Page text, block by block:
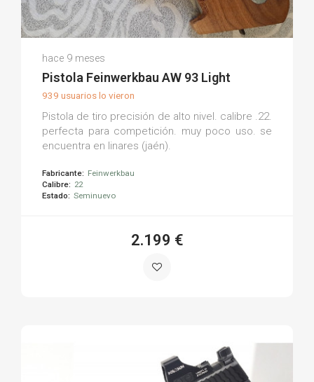
(0)
hace 9 meses
Pistola Feinwerkbau AW 93 Light
939 usuarios lo vieron
Pistola de tiro precisión de alto nivel. calibre .22.
perfecta para competición. muy poco uso. se
encuentra en linares (jaén).
Fabricante: Feinwerkbau
Calibre: 22
Estado: Seminuevo
2.199 €